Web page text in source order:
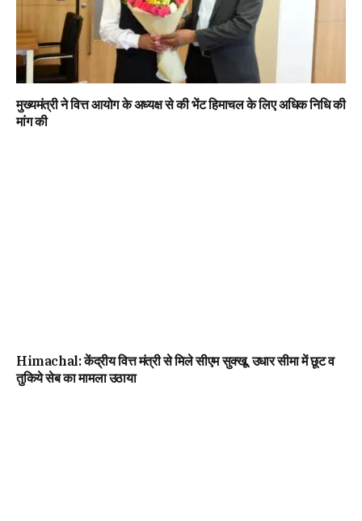
मुख्यमंत्री ने वित्त आयोग के अध्यक्ष से की भेंट हिमाचल के लिए अधिक निधि की
मांग की
Himachal: केंद्रीय वित्त मंत्री से मिले सीएम सुक्खू, उधार सीमा में छूट व
तुकिये सेब का मामला उठाया